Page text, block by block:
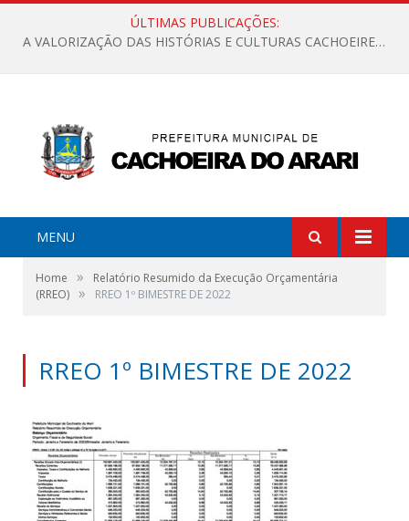
ÚLTIMAS PUBLICAÇÕES:
A VALORIZAÇÃO DAS HISTÓRIAS E CULTURAS CACHOEIRENSES
MENU
Home »
Relatório Resumido da Execução Orçamentária
(RREO) » RREO 1º BIMESTRE DE 2022
RREO 1º BIMESTRE DE 2022